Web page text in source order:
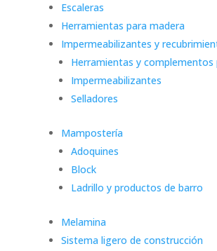
Escaleras
Herramientas para madera
Impermeabilizantes y
Herramientas y complementos
Impermeabilizantes
Selladores
Mampostería
Adoquines
Block
Ladrillo y productos de barro
Melamina
Sistema ligero de construcción